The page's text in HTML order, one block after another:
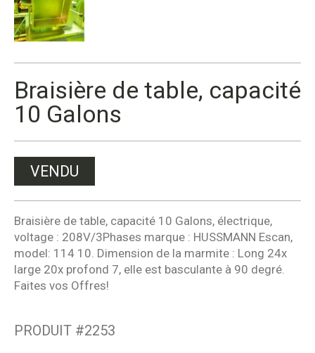
Braisière de table, capacité
10 Galons
VENDU
Braisière de table, capacité 10 Galons, électrique,
voltage : 208V/3Phases marque : HUSSMANN Escan,
model: 114 10. Dimension de la marmite : Long 24x
large 20x profond 7, elle est basculante à 90 degré.
Faites vos Offres!
PRODUIT #2253